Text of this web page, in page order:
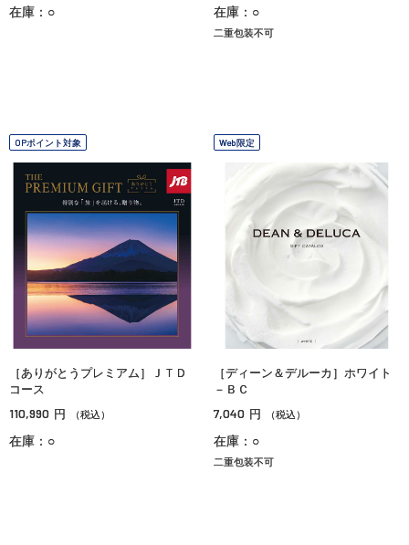
在庫：○ 在庫：○
二重包装不可
OPポイント対象
［ありがとうプレミアム］ＪＴＤ
コース
110,990 円 （税込）
在庫：○
Web限定
［ディーン＆デルーカ］ホワイト
－ＢＣ
7,040 円 （税込）
在庫：○
二重包装不可